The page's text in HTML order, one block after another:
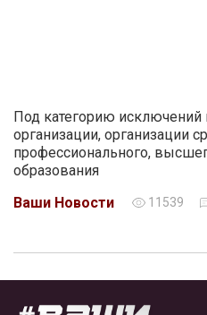
Под категорию
организации, организации
профессионального,
образования
Ваши Новости
11539